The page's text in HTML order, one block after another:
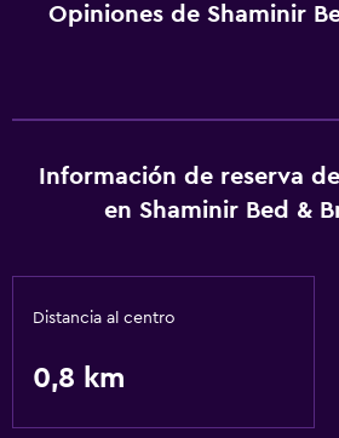
Opiniones de Shaminir
Información de reserva
en Shaminir Bed &
Distancia al centro
0,8 km